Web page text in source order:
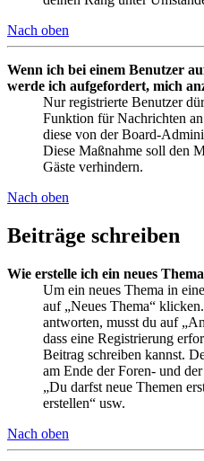
Nach oben
Wenn ich bei einem Benutzer
werde ich aufgefordert, mich
Nur registrierte Benutzer
Funktion für Nachrichten
diese von der Board-
Diese Maßnahme soll den
Gäste verhindern.
Nach oben
Beiträge schreiben
Wie erstelle ich ein neues
Um ein neues Thema in
auf „Neues Thema“
antworten, musst du auf
dass eine Registrierung
Beitrag schreiben kannst.
am Ende der Foren- und
„Du darfst neue Themen
erstellen“ usw.
Nach oben